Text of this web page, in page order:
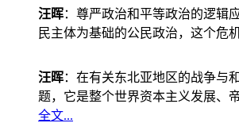
汪晖：尊严政治和平等政治的逻辑
民主体为基础的公民政治，这个危
汪晖：在有关东北亚地区的战争与
题，它是整个世界资本主义发展、
全文...